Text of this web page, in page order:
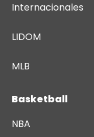
Internacionales
LIDOM
MLB
Basketball
NBA